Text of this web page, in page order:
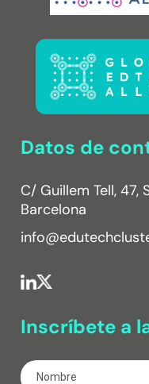
Datos de
C/ Guillem Tell,
Barcelona
Inscríbete a